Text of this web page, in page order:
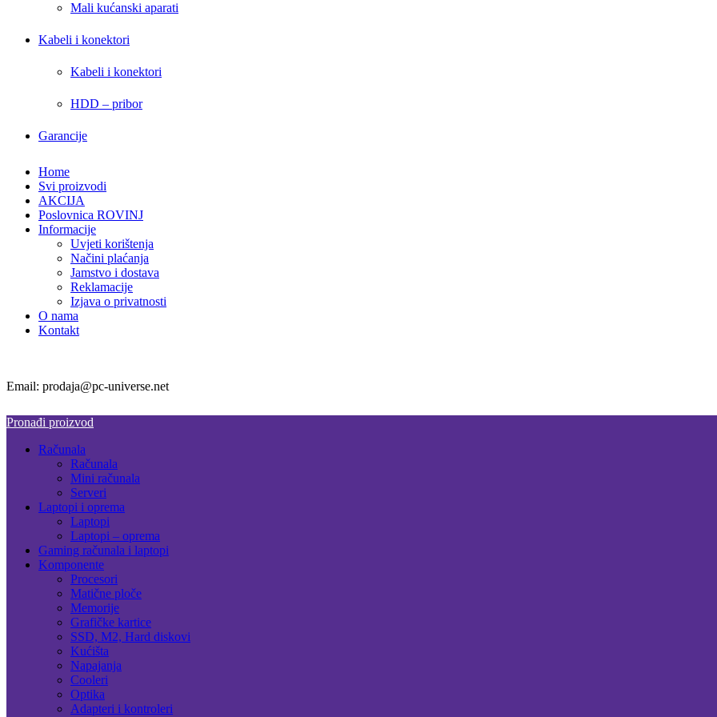
Mali kućanski aparati
Kabeli i konektori
Kabeli i konektori
HDD – pribor
Garancije
Home
Svi proizvodi
AKCIJA
Poslovnica ROVINJ
Informacije
Uvjeti korištenja
Načini plaćanja
Jamstvo i dostava
Reklamacije
Izjava o privatnosti
O nama
Kontakt
Email: prodaja@pc-universe.net
Pronađi proizvod
Računala
Računala
Mini računala
Serveri
Laptopi i oprema
Laptopi
Laptopi – oprema
Gaming računala i laptopi
Komponente
Procesori
Matične ploče
Memorije
Grafičke kartice
SSD, M2, Hard diskovi
Kućišta
Napajanja
Cooleri
Optika
Adapteri i kontroleri